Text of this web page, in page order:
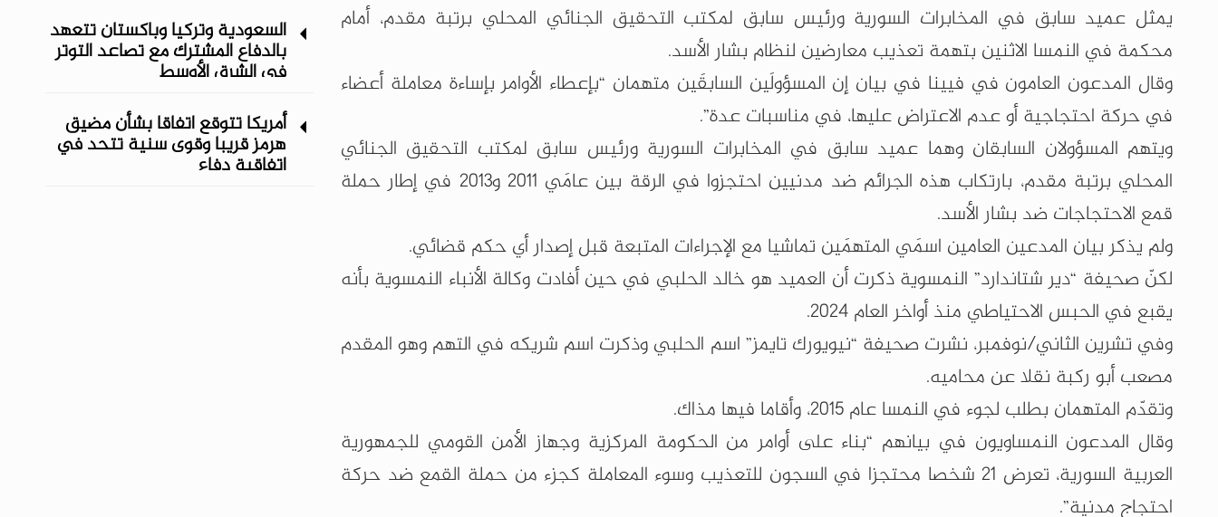
يمثل عميد سابق في المخابرات السورية ورئيس سابق لمكتب التحقيق الجنائي المحلي برتبة مقدم، أمام
محكمة في النمسا الاثنين بتهمة تعذيب معارضين لنظام بشار الأسد.
وقال المدعون العامون في فيينا في بيان إن المسؤولَين السابقَين متهمان “بإعطاء الأوامر بإساءة معاملة أعضاء
في حركة احتجاجية أو عدم الاعتراض عليها، في مناسبات عدة”.
ويتهم المسؤولان السابقان وهما عميد سابق في المخابرات السورية ورئيس سابق لمكتب التحقيق الجنائي
المحلي برتبة مقدم، بارتكاب هذه الجرائم ضد مدنيين احتجزوا في الرقة بين عامَي 2011 و2013 في إطار حملة
قمع الاحتجاجات ضد بشار الأسد.
ولم يذكر بيان المدعين العامين اسمَي المتهمَين تماشيا مع الإجراءات المتبعة قبل إصدار أي حكم قضائي.
لكنّ صحيفة “دير شتاندارد” النمسوية ذكرت أن العميد هو خالد الحلبي في حين أفادت وكالة الأنباء النمسوية بأنه
يقبع في الحبس الاحتياطي منذ أواخر العام 2024.
وفي تشرين الثاني/نوفمبر، نشرت صحيفة “نيويورك تايمز” اسم الحلبي وذكرت اسم شريكه في التهم وهو المقدم
مصعب أبو ركبة نقلا عن محاميه.
وتقدّم المتهمان بطلب لجوء في النمسا عام 2015، وأقاما فيها مذاك.
وقال المدعون النمساويون في بيانهم “بناء على أوامر من الحكومة المركزية وجهاز الأمن القومي للجمهورية
العربية السورية، تعرض 21 شخصا محتجزا في السجون للتعذيب وسوء المعاملة كجزء من حملة القمع ضد حركة
احتجاج مدنية”.
السعودية وتركيا وباكستان تتعهد
بالدفاع المشترك مع تصاعد التوتر
في الشرق الأوسط
أمريكا تتوقع اتفاقا بشأن مضيق
هرمز قريبا وقوى سنية تتحد في
اتفاقية دفاع